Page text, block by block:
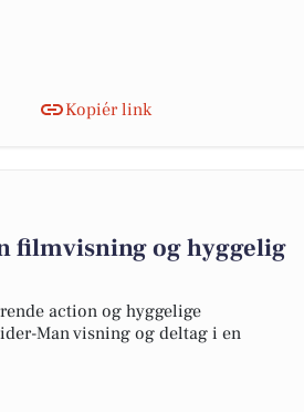
Kopiér link
filmvisning og hyggelig
action og hyggelige
Man visning og deltag i en